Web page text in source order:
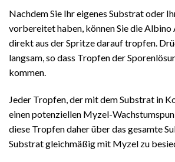
Nachdem Sie Ihr eigenes Substrat oder
vorbereitet haben, können Sie die Albino
direkt aus der Spritze darauf tropfen.
langsam, so dass Tropfen der
kommen.
Jeder Tropfen, der mit dem Substrat in
einen potenziellen Myzel-
diese Tropfen daher über das gesamte
Substrat gleichmäßig mit Myzel zu